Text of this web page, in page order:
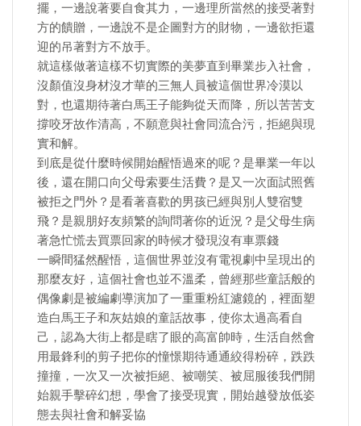
擺，一邊說著要自食其力，一邊理所當然的接受著對
方的饋贈，一邊說不是企圖對方的財物，一邊欲拒還
迎的吊著對方不放手。
就這樣做著這樣不切實際的美夢直到畢業步入社會，
沒顏值沒身材沒才華的三無人員被這個世界冷漠以
對，也還期待著白馬王子能夠從天而降，所以苦苦支
撐咬牙故作清高，不願意與社會同流合污，拒絕與現
實和解。
到底是從什麼時候開始醒悟過來的呢？是畢業一年以
後，還在開口向父母索要生活費？是又一次面試照舊
被拒之門外？是看著喜歡的男孩已經與別人雙宿雙
飛？是親朋好友頻繁的詢問著你的近況？是父母生病
著急忙慌去買票回家的時候才發現沒有車票錢
一瞬間猛然醒悟，這個世界並沒有電視劇中呈現出的
那麼友好，這個社會也並不溫柔，曾經那些童話般的
偶像劇是被編劇導演加了一重重粉紅濾鏡的，裡面塑
造白馬王子和灰姑娘的童話故事，使你太過高看自
己，認為大街上都是瞎了眼的高富帥時，生活自然會
用最鋒利的剪子把你的憧憬期待通通絞得粉碎，跌跌
撞撞，一次又一次被拒絕、被嘲笑、被屈服後我們開
始親手擊碎幻想，學會了接受現實，開始越發放低姿
態去與社會和解妥協